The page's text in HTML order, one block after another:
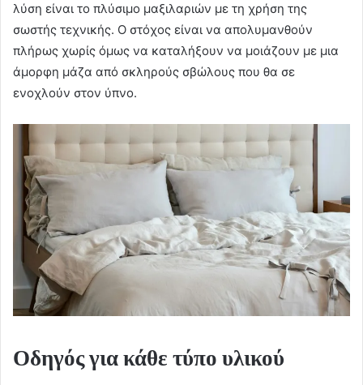
λύση είναι το πλύσιμο μαξιλαριών με τη χρήση της
σωστής τεχνικής. Ο στόχος είναι να απολυμανθούν
πλήρως χωρίς όμως να καταλήξουν να μοιάζουν με μια
άμορφη μάζα από σκληρούς σβώλους που θα σε
ενοχλούν στον ύπνο.
Οδηγός για κάθε τύπο υλικού